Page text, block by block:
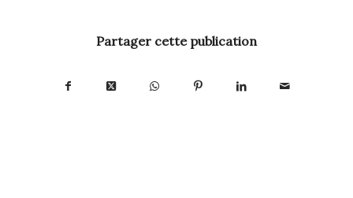
Partager cette publication